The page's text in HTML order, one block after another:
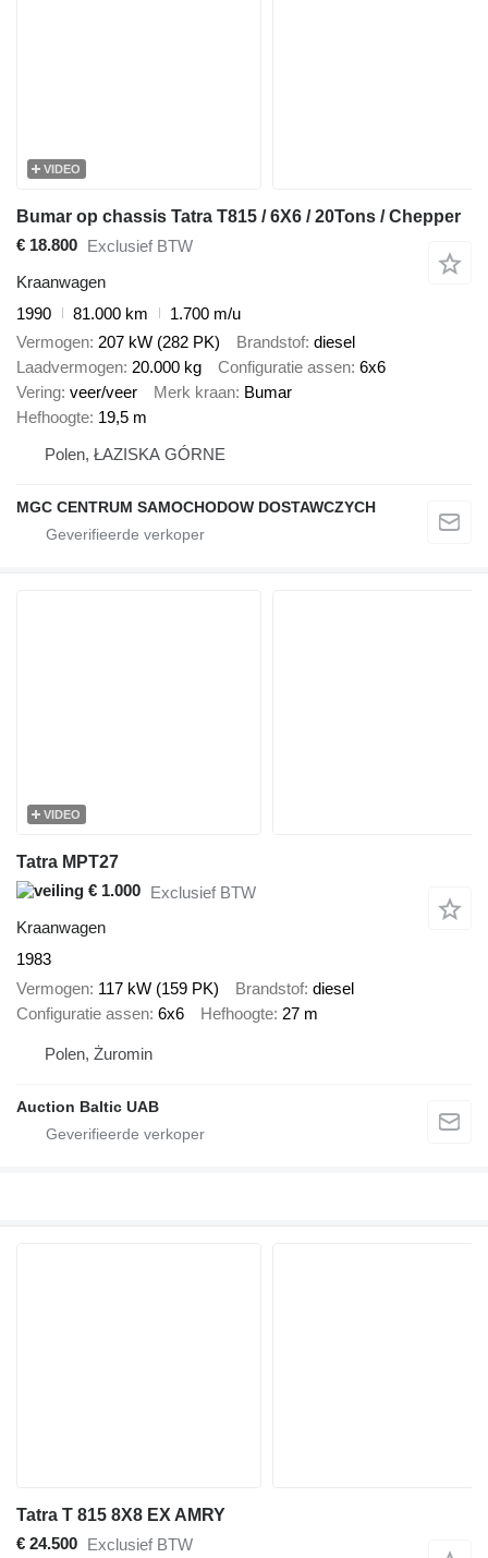
VIDEO
Bumar op chassis Tatra T815 / 6X6 / 20Tons / Chepper
€ 18.800 Exclusief BTW
Kraanwagen
1990
81.000 km
1.700 m/u
Vermogen 207 kW (282 PK) Brandstof diesel
Laadvermogen 20.000 kg Configuratie assen 6x6
Vering veer/veer Merk kraan Bumar
Hefhoogte 19,5 m
Polen, ŁAZISKA GÓRNE
MGC CENTRUM SAMOCHODOW DOSTAWCZYCH
VIDEO
Tatra MPT27
€ 1.000 Exclusief BTW
Kraanwagen
1983
Vermogen 117 kW (159 PK) Brandstof diesel
Configuratie assen 6x6 Hefhoogte 27 m
Polen, Żuromin
Auction Baltic UAB
Tatra T 815 8X8 EX AMRY
€ 24.500 Exclusief BTW